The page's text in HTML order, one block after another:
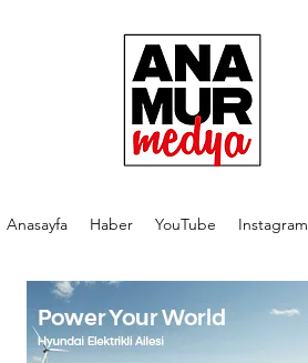
Anasayfa Haber YouTube Instagram